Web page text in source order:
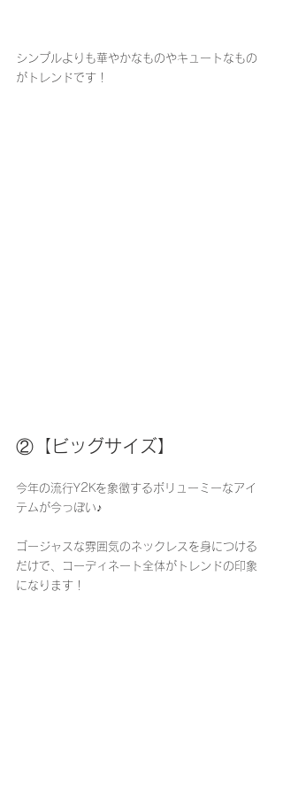
シンプルよりも華やかなものやキュートなもの
がトレンドです！
②【 ビッグサイズ】
今年の流行Y2Kを象徴するボリューミーなアイ
テムが今っぽい♪
ゴージャスな雰囲気のネックレスを身につける
だけで、コーディネート全体がトレンドの印象
になります！